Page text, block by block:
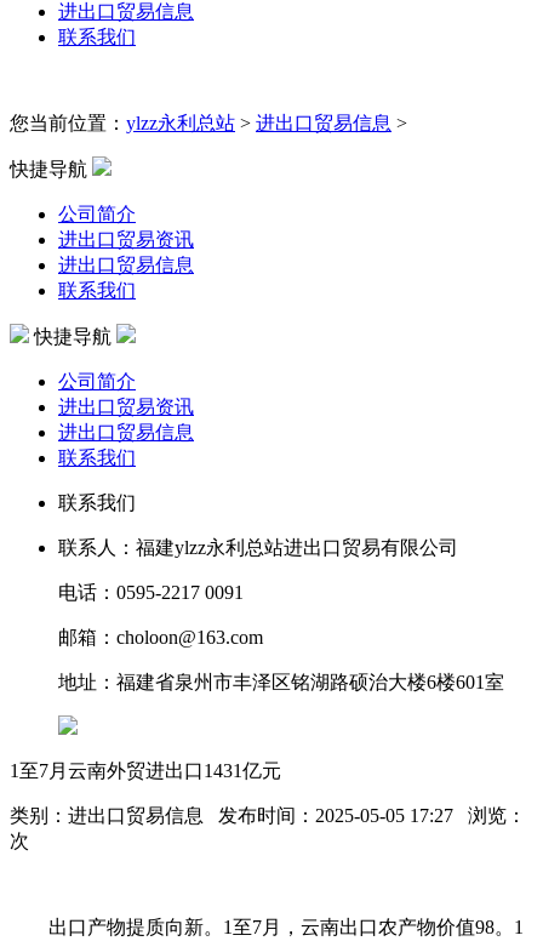
进出口贸易信息
联系我们
您当前位置： ylzz永利总站 > 进出口贸易信息 >
快捷导航
公司简介
进出口贸易资讯
进出口贸易信息
联系我们
快捷导航
公司简介
进出口贸易资讯
进出口贸易信息
联系我们
联系我们
联系人：福建ylzz永利总站进出口贸易有限公司
电话：0595-2217 0091
邮箱：choloon@163.com
地址：福建省泉州市丰泽区铭湖路硕治大楼6楼601室
1至7月云南外贸进出口1431亿元
类别：进出口贸易信息 发布时间：2025-05-05 17:27 浏览：
次
出口产物提质向新。1至7月，云南出口农产物价值98。1